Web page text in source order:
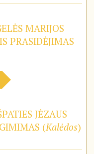
MARIJOS
PRASIDĖJIMAS
JĖZAUS
(Kalėdos)